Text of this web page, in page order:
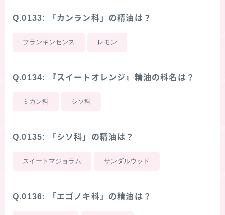
Q.0133: 「カンラン科」の精油は？
フランキンセンス レモン
Q.0134: 『スイートオレンジ』精油の科名は？
ミカン科 シソ科
Q.0135: 「シソ科」の精油は？
スイートマジョラム サンダルウッド
Q.0136: 「エゴノキ科」の精油は？